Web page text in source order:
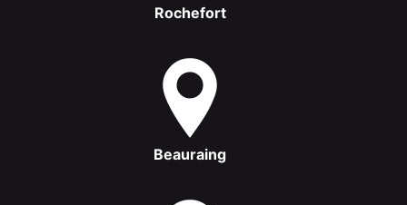
Rochefort
Beauraing